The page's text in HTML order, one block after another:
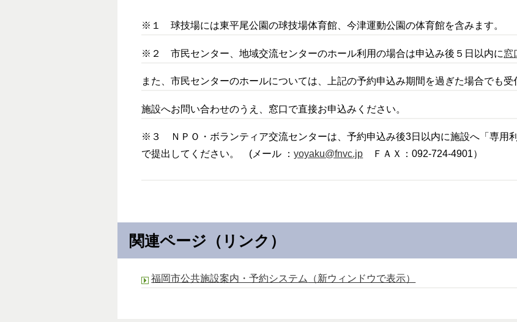
※１ 球技場には東平尾公園の球技場体育館、今津運動公園の体育館を含みます。
※２ 市民センター、地域交流センターのホール利用の場合は申込み後５日以内に窓
また、市民センターのホールについては、上記の予約申込み期間を過ぎた場合でも受
施設へお問い合わせのうえ、窓口で直接お申込みください。
※３ ＮＰＯ・ボランティア交流センターは、予約申込み後3日以内に施設へ「専用
で提出してください。 (メール ：yoyaku@fnvc.jp ＦＡＸ：092-724-4901）
関連ページ（リンク）
福岡市公共施設案内・予約システム （新ウィンドウで表示）